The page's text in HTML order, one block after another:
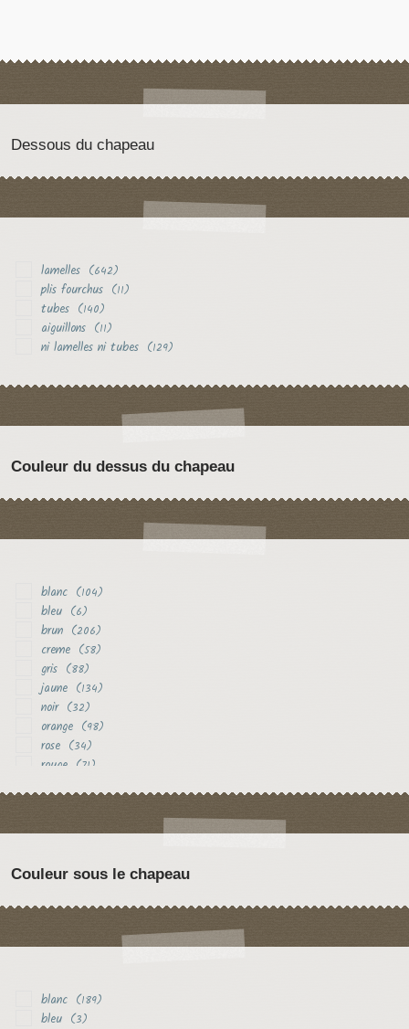
Dessous du chapeau
lamelles (642)
plis fourchus (11)
tubes (140)
aiguillons (11)
ni lamelles ni tubes (129)
Couleur du dessus du chapeau
blanc (104)
bleu (6)
brun (206)
creme (58)
gris (88)
jaune (134)
noir (32)
orange (98)
rose (34)
rouge (71)
Couleur sous le chapeau
blanc (189)
bleu (3)